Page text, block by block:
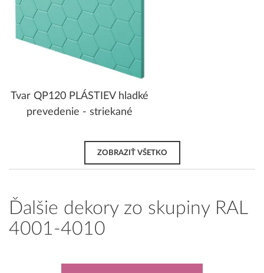
Tvar QP120 PLÁSTIEV hladké
prevedenie - striekané
ZOBRAZIŤ VŠETKO
Ďalšie dekory zo skupiny RAL
4001-4010